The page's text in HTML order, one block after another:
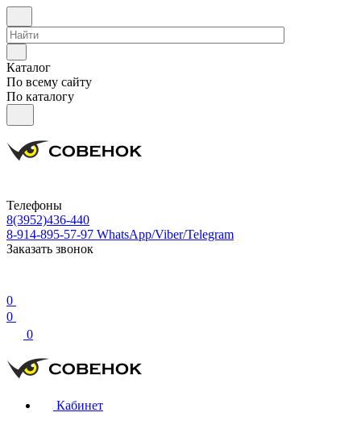
Каталог
По всему сайту
По каталогу
Телефоны
8(3952)436-440
8-914-895-57-97 WhatsApp/Viber/Telegram
Заказать звонок
0
0
0
Кабинет